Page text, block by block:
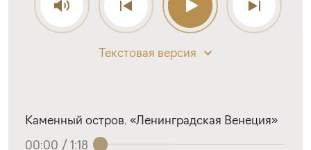
Текстовая версия
Каменный остров. «Ленинградская Венеция»
00:00 /1:18